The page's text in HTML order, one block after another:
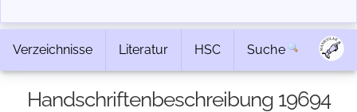
Verzeichnisse Literatur HSC Suche
Handschriftenbeschreibung 19694